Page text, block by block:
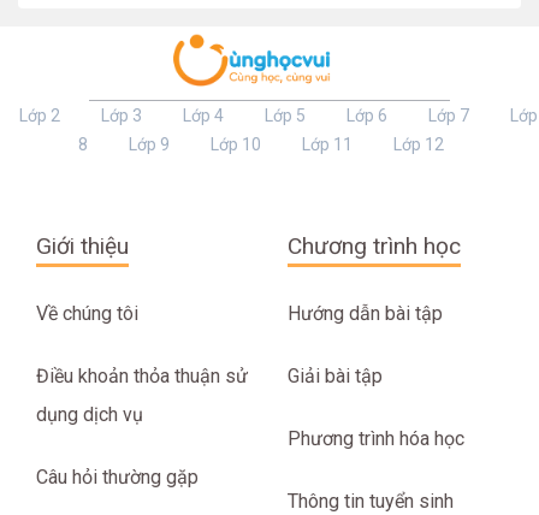
Lớp 2 Lớp 3 Lớp 4 Lớp 5 Lớp 6 Lớp 7
Lớp
8
Lớp 9 Lớp 10 Lớp 11 Lớp 12
Giới thiệu
Về chúng tôi
Điều khoản thỏa thuận sử
dụng dịch vụ
Câu hỏi thường gặp
Chương trình học
Hướng dẫn bài tập
Giải bài tập
Phương trình hóa học
Thông tin tuyển sinh